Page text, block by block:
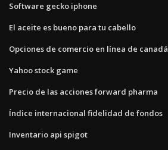
Software gecko iphone
El aceite es bueno para tu cabello
Opciones de comercio en línea de canadá
Yahoo stock game
Precio de las acciones forward pharma
Índice internacional fidelidad de fondos
Inventario api spigot